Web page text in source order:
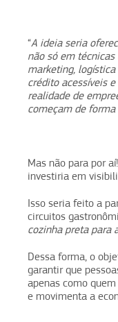
“A ideia seria
não só em
marketing,
crédito acessíveis
realidade de
começam de
Mas não para por
investiria em
Isso seria feito a
circuitos
cozinha preta para
Dessa forma, o
garantir que
apenas como
e movimenta a